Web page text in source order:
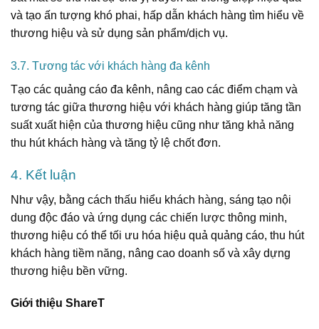
và tạo ấn tượng khó phai, hấp dẫn khách hàng tìm hiểu về
thương hiệu và sử dụng sản phẩm/dịch vụ.
3.7. Tương tác với khách hàng đa kênh
Tạo các quảng cáo đa kênh, nâng cao các điểm chạm và
tương tác giữa thương hiệu với khách hàng giúp tăng tần
suất xuất hiện của thương hiệu cũng như tăng khả năng
thu hút khách hàng và tăng tỷ lệ chốt đơn.
4. Kết luận
Như vậy, bằng cách thấu hiểu khách hàng, sáng tạo nội
dung độc đáo và ứng dụng các chiến lược thông minh,
thương hiệu có thể tối ưu hóa hiệu quả quảng cáo, thu hút
khách hàng tiềm năng, nâng cao doanh số và xây dựng
thương hiệu bền vững.
Giới thiệu ShareT